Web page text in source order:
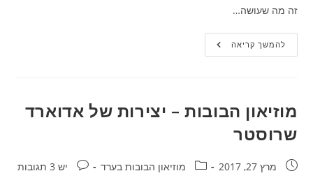
זה מה שעושה…
להמשך קריאהמוזיאון
הבובות
מוזיאון הבובות – יצירות של אדוארד
שרוסטר
פורסם:מרץ 27, 2017 קטגוריה:מוזיאון הבובות בערד תגובות:
יש 3 תגובות